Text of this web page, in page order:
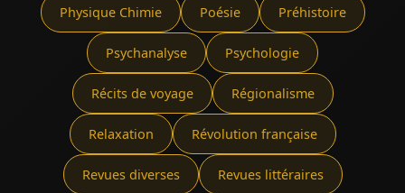
Physique Chimie Poésie Préhistoire
Psychanalyse Psychologie
Récits de voyage Régionalisme
Relaxation Révolution française
Revues diverses Revues littéraires